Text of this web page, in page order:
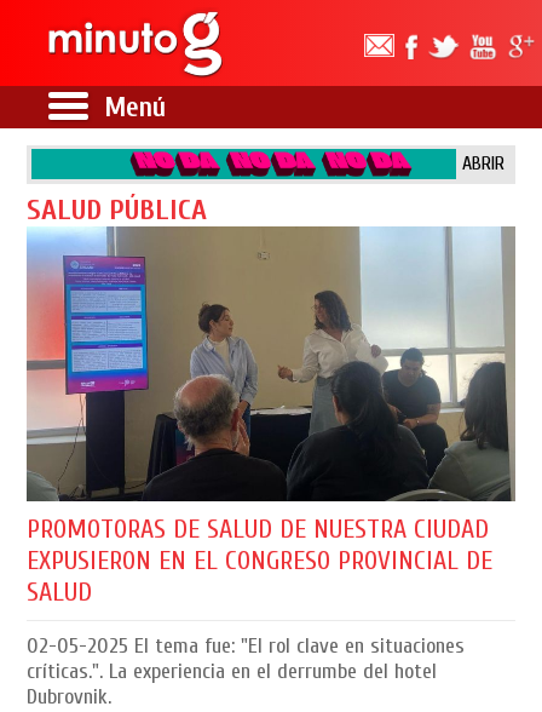
Menú
ABRIR
SALUD PÚBLICA
PROMOTORAS DE SALUD DE NUESTRA CIUDAD
EXPUSIERON EN EL CONGRESO PROVINCIAL DE
SALUD
02-05-2025 El tema fue: "El rol clave en situaciones
críticas.". La experiencia en el derrumbe del hotel
Dubrovnik.